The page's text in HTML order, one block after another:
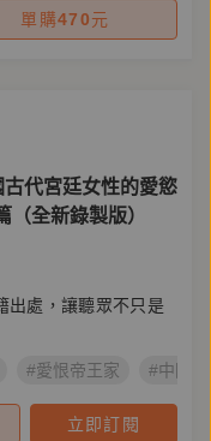
單購470元
代宮廷女性的愛慾
全新錄製版）
出處，讓聽眾不只是
#愛恨帝王家 #中國
立即訂閱